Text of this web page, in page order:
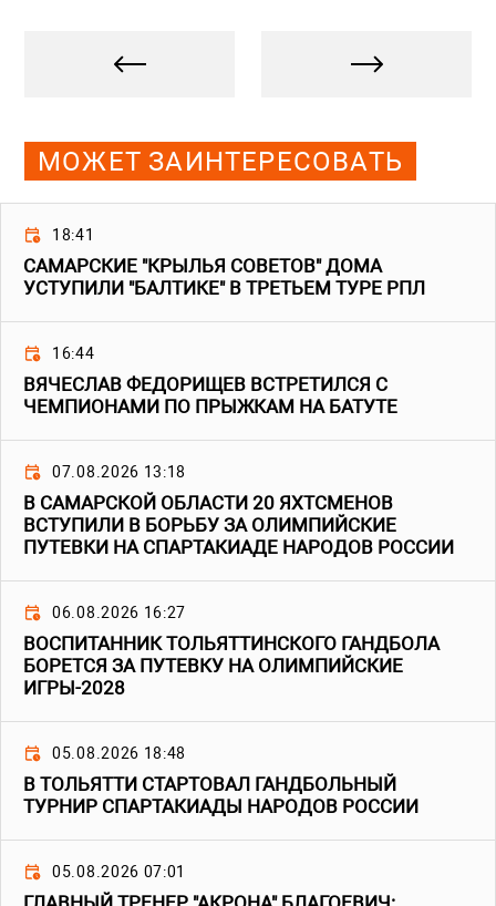
МОЖЕТ ЗАИНТЕРЕСОВАТЬ
18:41
САМАРСКИЕ "КРЫЛЬЯ СОВЕТОВ" ДОМА
УСТУПИЛИ "БАЛТИКЕ" В ТРЕТЬЕМ ТУРЕ РПЛ
16:44
ВЯЧЕСЛАВ ФЕДОРИЩЕВ ВСТРЕТИЛСЯ С
ЧЕМПИОНАМИ ПО ПРЫЖКАМ НА БАТУТЕ
07.08.2026 13:18
В САМАРСКОЙ ОБЛАСТИ 20 ЯХТСМЕНОВ
ВСТУПИЛИ В БОРЬБУ ЗА ОЛИМПИЙСКИЕ
ПУТЕВКИ НА СПАРТАКИАДЕ НАРОДОВ РОССИИ
06.08.2026 16:27
ВОСПИТАННИК ТОЛЬЯТТИНСКОГО ГАНДБОЛА
БОРЕТСЯ ЗА ПУТЕВКУ НА ОЛИМПИЙСКИЕ
ИГРЫ-2028
05.08.2026 18:48
В ТОЛЬЯТТИ СТАРТОВАЛ ГАНДБОЛЬНЫЙ
ТУРНИР СПАРТАКИАДЫ НАРОДОВ РОССИИ
05.08.2026 07:01